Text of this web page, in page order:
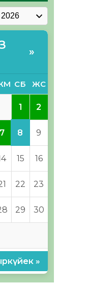
»
СБ ЖС
1 2
7 8 9
15 16
22 23
29 30
»